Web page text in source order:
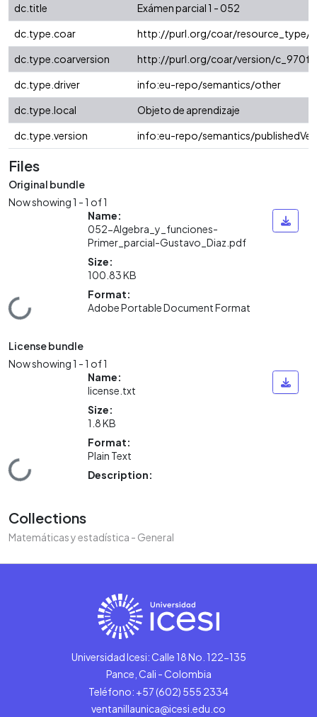
dc.title
Exámen parcial 1 - 052
dc.type.coar
http://purl.org/coar/resource_type/
dc.type.coarversion
http://purl.org/coar/version/
dc.type.driver
info:eu-repo/semantics/other
dc.type.local
Objeto de aprendizaje
dc.type.version
info:eu-repo/semantics/
Files
Original bundle
Now showing1 - 1 of 1
Loading...
Name:
052-Algebra_y_funciones-
Primer_parcial-Gustavo_Diaz.pdf
Size:
100.83 KB
Format:
Adobe Portable Document Format
License bundle
Now showing1 - 1 of 1
Loading...
Name:
license.txt
Size:
1.8 KB
Format:
Plain Text
Description:
Collections
Matemáticas y estadística - General
Universidad Icesi: Calle 18 No. 122-135
Pance, Cali - Colombia
Teléfono: +57 (602) 555 2334
ventanillaunica@icesi.edu.co